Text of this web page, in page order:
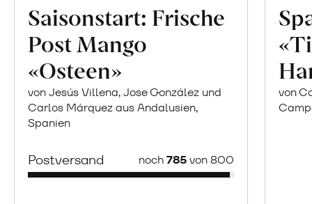
Saisonstart: Frische
Post Mango
«Osteen»
von Jesús Villena, Jose González und
Carlos Márquez aus Andalusien,
Spanien
Postversand noch785von 800
von